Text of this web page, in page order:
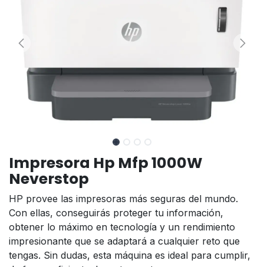
Impresora Hp Mfp 1000W
Neverstop
HP provee las impresoras más seguras del mundo.
Con ellas, conseguirás proteger tu información,
obtener lo máximo en tecnología y un rendimiento
impresionante que se adaptará a cualquier reto que
tengas. Sin dudas, esta máquina es ideal para cumplir,